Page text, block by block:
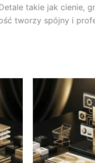
takie jak cienie,
tworzy spójny i